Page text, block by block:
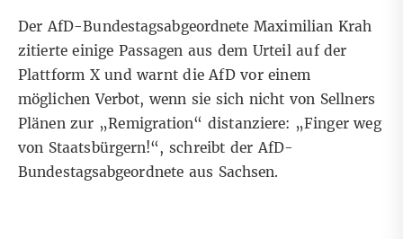
Der AfD-BundestagsabgeordneteMaximilian Krah
zitierte einige Passagen aus dem Urteil auf der
Plattform X und warnt die AfD vor einem
möglichen Verbot, wenn sie sich nicht von Sellners
Plänen zur „Remigration“ distanziere: „Finger weg
von Staatsbürgern!“, schreibt der AfD-
Bundestagsabgeordnete aus Sachsen.